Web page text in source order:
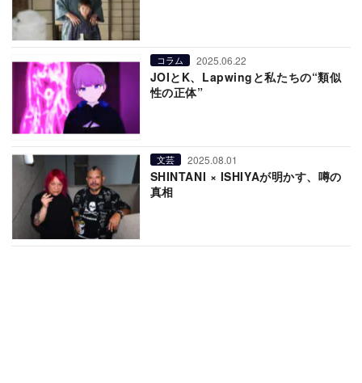
コラム 2025.06.22
JOIとK、Lapwingと私たちの“類似
性の正体”
文芸 2025.08.01
SHINTANI × ISHIYAが明かす、噂の
真相